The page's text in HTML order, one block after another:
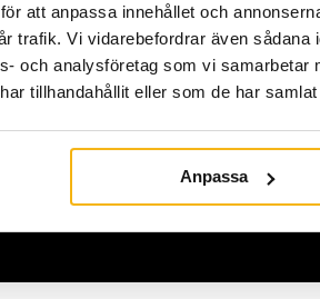
att anpassa innehållet och
trafik. Vi vidarebefordrar även sådana
och analysföretag som vi
tillhandahållit eller som de har
Anpassa